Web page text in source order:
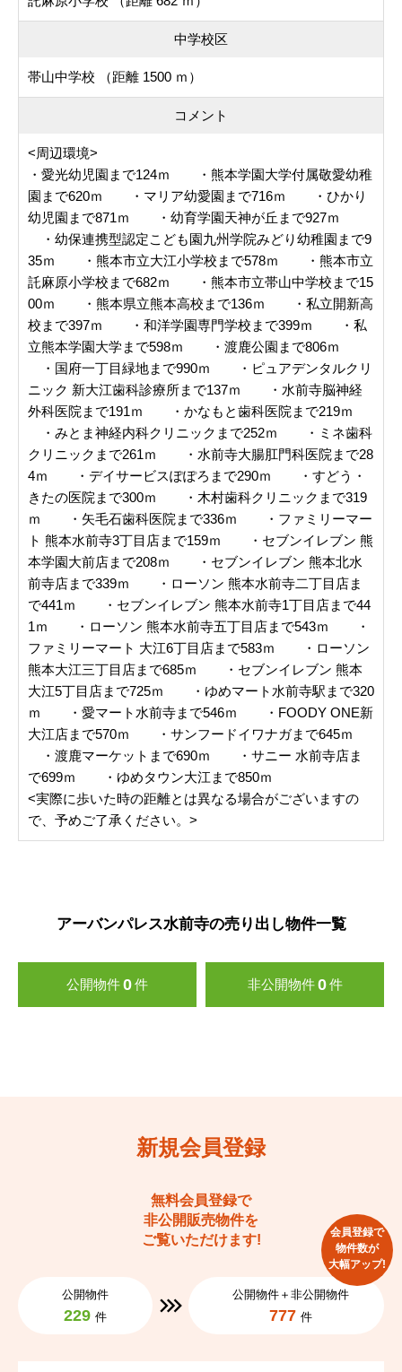
中学校区
帯山中学校 （距離 1500 ｍ）
コメント
<周辺環境>
・愛光幼児園まで124ｍ ・熊本学園大学付属敬愛幼稚
園まで620ｍ ・マリア幼愛園まで716ｍ ・ひかり
幼児園まで871ｍ ・幼育学園天神が丘まで927ｍ
・幼保連携型認定こども園九州学院みどり幼稚園まで9
35ｍ ・熊本市立大江小学校まで578ｍ ・熊本市立
託麻原小学校まで682ｍ ・熊本市立帯山中学校まで15
00ｍ ・熊本県立熊本高校まで136ｍ ・私立開新高
校まで397ｍ ・和洋学園専門学校まで399ｍ ・私
立熊本学園大学まで598ｍ ・渡鹿公園まで806ｍ
・国府一丁目緑地まで990ｍ ・ピュアデンタルクリ
ニック 新大江歯科診療所まで137ｍ ・水前寺脳神経
外科医院まで191ｍ ・かなもと歯科医院まで219ｍ
・みとま神経内科クリニックまで252ｍ ・ミネ歯科
クリニックまで261ｍ ・水前寺大腸肛門科医院まで28
4ｍ ・デイサービスぽぽろまで290ｍ ・すどう・
きたの医院まで300ｍ ・木村歯科クリニックまで319
ｍ ・矢毛石歯科医院まで336ｍ ・ファミリーマー
ト 熊本水前寺3丁目店まで159ｍ ・セブンイレブン 熊
本学園大前店まで208ｍ ・セブンイレブン 熊本北水
前寺店まで339ｍ ・ローソン 熊本水前寺二丁目店ま
で441ｍ ・セブンイレブン 熊本水前寺1丁目店まで44
1ｍ ・ローソン 熊本水前寺五丁目店まで543ｍ ・
ファミリーマート 大江6丁目店まで583ｍ ・ローソン
熊本大江三丁目店まで685ｍ ・セブンイレブン 熊本
大江5丁目店まで725ｍ ・ゆめマート水前寺駅まで320
ｍ ・愛マート水前寺まで546ｍ ・FOODY ONE新
大江店まで570ｍ ・サンフードイワナガまで645ｍ
・渡鹿マーケットまで690ｍ ・サニー 水前寺店ま
で699ｍ ・ゆめタウン大江まで850ｍ
<実際に歩いた時の距離とは異なる場合がございますの
で、予めご了承ください。>
アーバンパレス水前寺の売り出し物件一覧
公開物件0件 非公開物件 0 件
新規会員登録
無料会員登録で
非公開販売物件を
ご覧いただけます!
公開物件
229 件
公開物件＋非公開物件
777 件
会員登録で
物件数が
大幅アップ!